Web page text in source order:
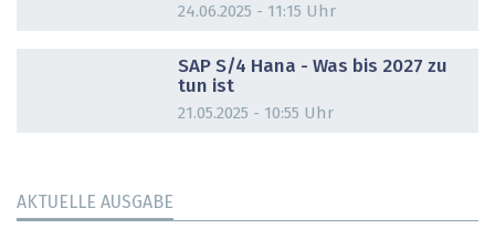
24.06.2025 - 11:15 Uhr
SAP S/4 Hana - Was bis 2027 zu
tun ist
21.05.2025 - 10:55 Uhr
AKTUELLE AUSGABE